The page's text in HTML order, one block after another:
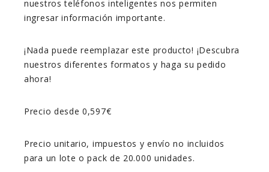
nuestros teléfonos inteligentes nos permiten
ingresar información importante.
¡Nada puede reemplazar este producto! ¡Descubra
nuestros diferentes formatos y haga su pedido
ahora!
Precio desde 0,597€
Precio unitario, impuestos y envío no incluidos
para un lote o pack de 20.000 unidades.